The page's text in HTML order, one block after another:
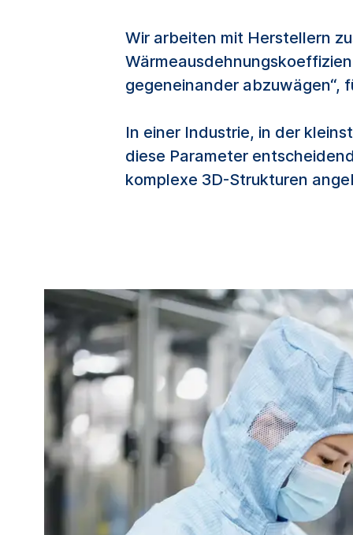
Wir arbeiten mit Herstellern
gegeneinander abzuwägen“,
In einer Industrie, in der
diese Parameter
komplexe 3D-Strukturen